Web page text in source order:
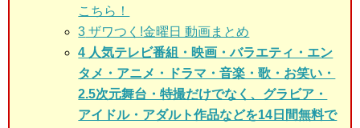
こちら！
3 ザワつく!金曜日 動画まとめ
4 人気テレビ番組・映画・バラエティ・エン
タメ・アニメ・ドラマ・音楽・歌・お笑い・
2.5次元舞台・特撮だけでなく、グラビア・
アイドル・アダルト作品などを14日間無料で